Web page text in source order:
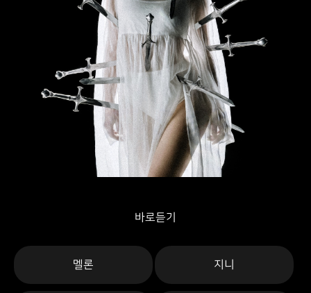
바로듣기
멜론 지니